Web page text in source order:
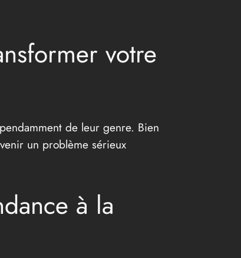
votre
de leur genre. Bien
un problème sérieux
à la